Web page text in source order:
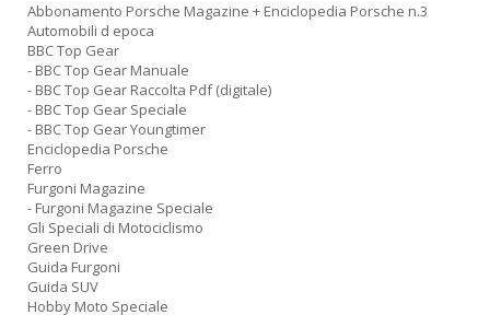
Abbonamento Porsche Magazine + Enciclopedia Porsche n.3
Automobili d epoca
BBC Top Gear
- BBC Top Gear Manuale
- BBC Top Gear Raccolta Pdf (digitale)
- BBC Top Gear Speciale
- BBC Top Gear Youngtimer
Enciclopedia Porsche
Ferro
Furgoni Magazine
- Furgoni Magazine Speciale
Gli Speciali di Motociclismo
Green Drive
Guida Furgoni
Guida SUV
Hobby Moto Speciale